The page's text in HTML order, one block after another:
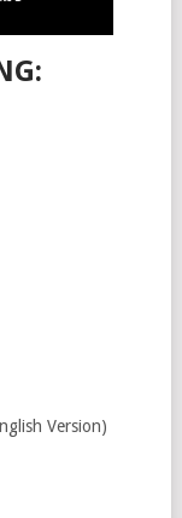
Version)